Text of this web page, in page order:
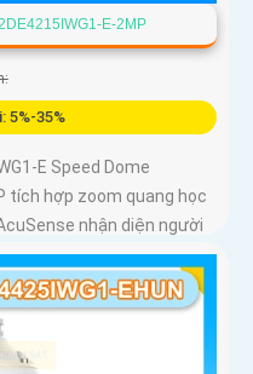
E-2MP
5%-35%
E Speed Dome
tích hợp zoom quang học
nhận diện người